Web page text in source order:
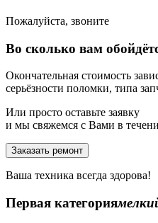
Пожалуйста, звоните
Во сколько вам
Окончательная стоимость
серьёзности поломки, типа
Или просто оставьте заявку
и мы свяжемся с Вами в
Заказать ремонт
Ваша техника всегда здорова!
Первая категория